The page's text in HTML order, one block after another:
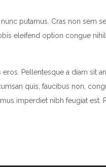
putamus. Cras non sem
eleifend option congue
Pellentesque a diam sit
quis, faucibus non,
imperdiet nibh feugiat